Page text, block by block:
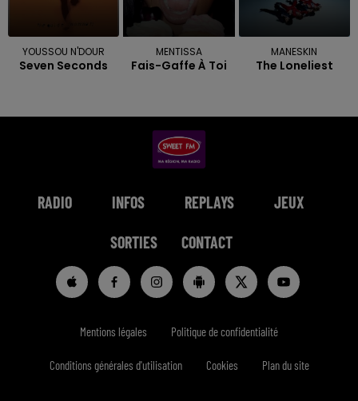
YOUSSOU N'DOUR
Seven Seconds
MENTISSA
Fais-Gaffe À Toi
MANESKIN
The Loneliest
RADIO INFOS REPLAYS JEUX
SORTIES CONTACT
Mentions légales Politique de confidentialité
Conditions générales d'utilisation Cookies Plan du site